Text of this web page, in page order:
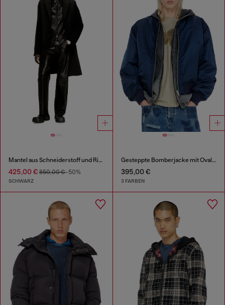
Mantel aus Schneiderstoff und Rippstrick
425,00 € 850,00 €-50%
SCHWARZ
Gesteppte Bomberjacke mit Oval-D-Stickerei
395,00 €
3 FARBEN